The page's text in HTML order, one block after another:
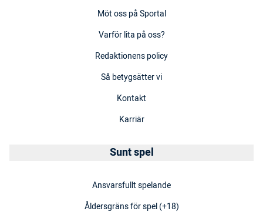
Möt oss på Sportal
Varför lita på oss?
Redaktionens policy
Så betygsätter vi
Kontakt
Karriär
Sunt spel
Ansvarsfullt spelande
Åldersgräns för spel (+18)